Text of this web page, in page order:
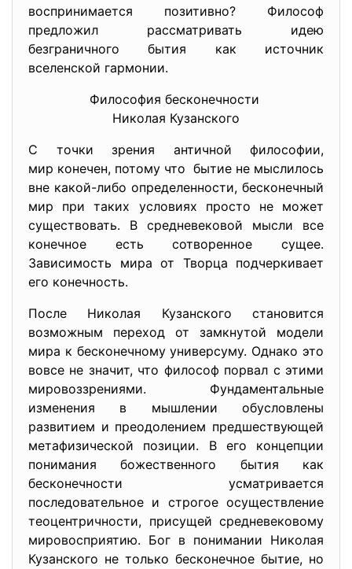
воспринимается позитивно? Философ
предложил рассматривать идею
безграничного бытия как источник
вселенской гармонии.
Философия бесконечности
Николая Кузанского
С точки зрения античной философии,
мир конечен, потому что бытие не мыслилось
вне какой-либо определенности, бесконечный
мир при таких условиях просто не может
существовать. В средневековой мысли все
конечное есть сотворенное сущее.
Зависимость мира от Творца подчеркивает
его конечность.
После Николая Кузанского становится
возможным переход от замкнутой модели
мира к бесконечному универсуму. Однако это
вовсе не значит, что философ порвал с этими
мировоззрениями. Фундаментальные
изменения в мышлении обусловлены
развитием и преодолением предшествующей
метафизической позиции. В его концепции
понимания божественного бытия как
бесконечности усматривается
последовательное и строгое осуществление
теоцентричности, присущей средневековому
мировосприятию. Бог в понимании Николая
Кузанского не только бесконечное бытие, но